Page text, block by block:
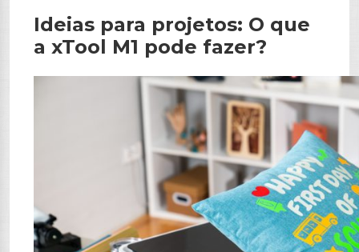
Ideias para projetos: O que
a xTool M1 pode fazer?